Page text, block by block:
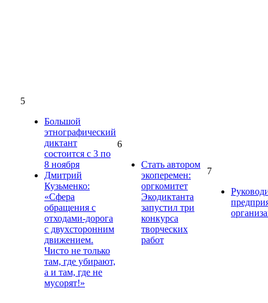
5
Большой
этнографический
диктант
состоится с 3 по
8 ноября
Дмитрий
Кузьменко:
«Сфера
обращения с
отходами-дорога
с двухсторонним
движением.
Чисто не только
там, где убирают,
а и там, где не
мусорят!»
6
Стать автором
экоперемен:
оргкомитет
Экодиктанта
запустил три
конкурса
творческих
работ
7